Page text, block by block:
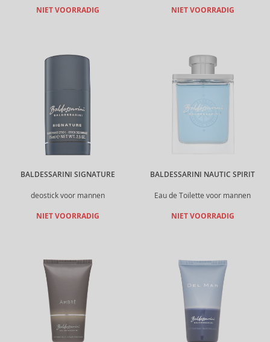
NIET VOORRADIG NIET VOORRADIG
BALDESSARINI SIGNATURE
deostick voor mannen
NIET VOORRADIG
BALDESSARINI NAUTIC SPIRIT
Eau de Toilette voor mannen
NIET VOORRADIG